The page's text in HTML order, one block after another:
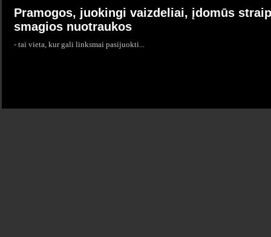
Pramogos, juokingi vaizdeliai, įdomūs
smagios nuotraukos
- tai vieta, kur gali linksmai pasijuokti...